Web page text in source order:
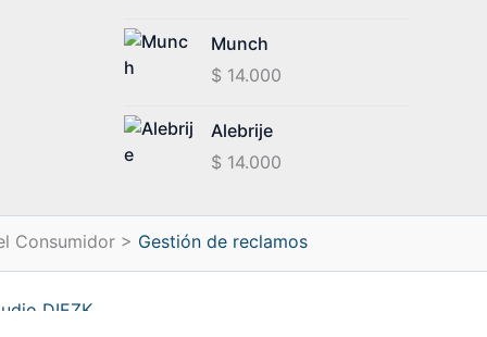
Munch
$ 14.000
Alebrije
$ 14.000
Consumidor > Gestión de reclamos
DIEZK